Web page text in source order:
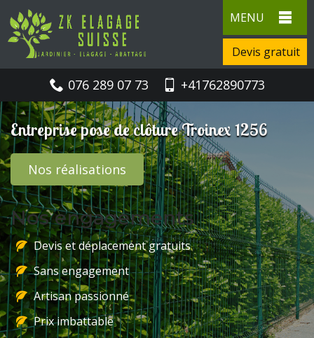
MENU
Devis gratuit
076 289 07 73 +41762890773
Entreprise pose de clôture Troinex 1256
Nos réalisations
Nos engagements
Devis et déplacement gratuits
Sans engagement
Artisan passionné
Prix imbattable